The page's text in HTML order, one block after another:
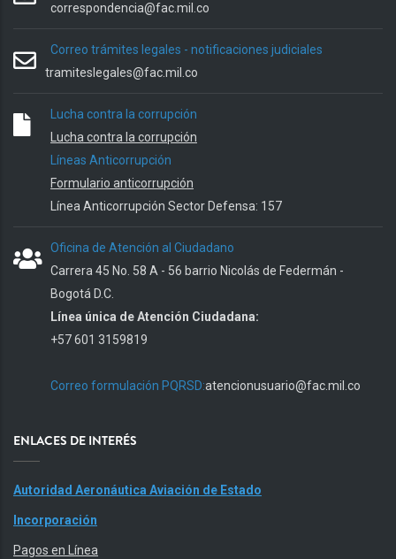
correspondencia@fac.mil.co
Correo trámites legales - notificaciones judiciales
tramiteslegales@fac.mil.co
Lucha contra la corrupción
Lucha contra la corrupción
Líneas Anticorrupción
Formulario anticorrupción
Línea Anticorrupción Sector Defensa: 157
Oficina de Atención al Ciudadano
Carrera 45 No. 58 A - 56 barrio Nicolás de Federmán -
Bogotá D.C.
Línea única de Atención Ciudadana:
+57 601 3159819
Correo formulación PQRSD:atencionusuario@fac.mil.co
ENLACES DE INTERÉS
Autoridad Aeronáutica Aviación de Estado
Incorporación
Pagos en Línea